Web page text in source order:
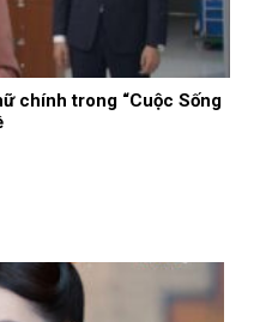
chính trong “Cuộc Sống